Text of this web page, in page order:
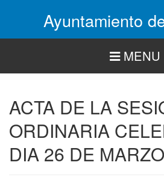
Ayuntamiento
MENU
ACTA DE LA
ORDINARIA
DIA 26 DE